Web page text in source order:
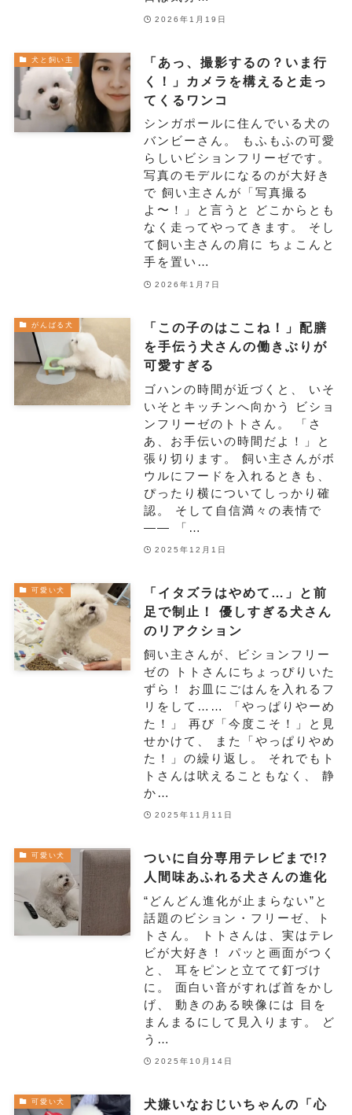
2026年1月19日
犬と飼い主
「あっ、撮影するの？いま行
く！」カメラを構えると走っ
てくるワンコ
シンガポールに住んでいる犬の
バンビーさん。 もふもふの可愛
らしいビションフリーゼです。
写真のモデルになるのが大好き
で 飼い主さんが「写真撮る
よ〜！」と言うと どこからとも
なく走ってやってきます。 そし
て飼い主さんの肩に ちょこんと
手を置い…
2026年1月7日
がんばる犬
「この子のはここね！」配膳
を手伝う犬さんの働きぶりが
可愛すぎる
ゴハンの時間が近づくと、 いそ
いそとキッチンへ向かう ビショ
ンフリーゼのトトさん。 「さ
あ、お手伝いの時間だよ！」と
張り切ります。 飼い主さんがボ
ウルにフードを入れるときも、
ぴったり横についてしっかり確
認。 そして自信満々の表情で
—— 「…
2025年12月1日
可愛い犬
「イタズラはやめて…」と前
足で制止！ 優しすぎる犬さん
のリアクション
飼い主さんが、ビションフリー
ゼの トトさんにちょっぴりいた
ずら！ お皿にごはんを入れるフ
リをして…… 「やっぱりやーめ
た！」 再び「今度こそ！」と見
せかけて、 また「やっぱりやめ
た！」の繰り返し。 それでもト
トさんは吠えることもなく、 静
か…
2025年11月11日
可愛い犬
ついに自分専用テレビまで!?
人間味あふれる犬さんの進化
“どんどん進化が止まらない”と
話題のビション・フリーゼ、ト
トさん。 トトさんは、実はテレ
ビが大好き！ パッと画面がつく
と、 耳をピンと立てて釘づけ
に。 面白い音がすれば首をかし
げ、 動きのある映像には 目を
まんまるにして見入ります。 ど
う…
2025年10月14日
可愛い犬
犬嫌いなおじいちゃんの「心